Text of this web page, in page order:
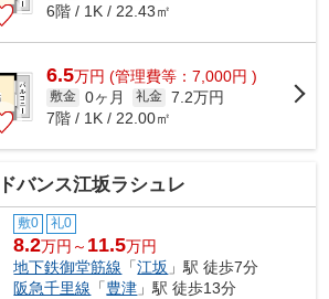
6階 / 1K / 22.43㎡
6.5万円 (管理費等：7,000円 )
敷金 0ヶ月 礼金 7.2万円
7階 / 1K / 22.00㎡
バンス江坂ラシュレ
敷0 礼0
8.2万円～ 11.5万円
地下鉄御堂筋線 「江坂 」駅 徒歩7分
阪急千里線 「豊津 」駅 徒歩13分